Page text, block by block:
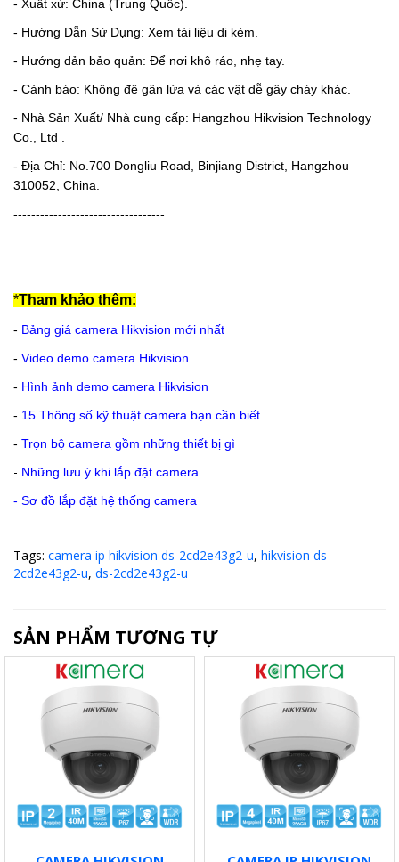
- Xuất xứ: China (Trung Quốc).
- Hướng Dẫn Sử Dụng: Xem tài liệu di kèm.
- Hướng dản bảo quản: Để nơi khô ráo, nhẹ tay.
- Cảnh báo: Không đê gân lửa và các vật dễ gây cháy khác.
- Nhà Sản Xuất/ Nhà cung cấp: Hangzhou Hikvision Technology
Co., Ltd .
- Địa Chỉ: No.700 Dongliu Road, Binjiang District, Hangzhou
310052, China.
----------------------------------
*Tham khảo thêm:
- Bảng giá camera Hikvision mới nhất
- Video demo camera Hikvision
- Hình ảnh demo camera Hikvision
- 15 Thông số kỹ thuật camera bạn cần biết
- Trọn bộ camera gồm những thiết bị gì
- Những lưu ý khi lắp đặt camera
- Sơ đồ lắp đặt hệ thống camera
Tags: camera ip hikvision ds-2cd2e43g2-u, hikvision ds-
2cd2e43g2-u, ds-2cd2e43g2-u
SẢN PHẨM TƯƠNG TỰ